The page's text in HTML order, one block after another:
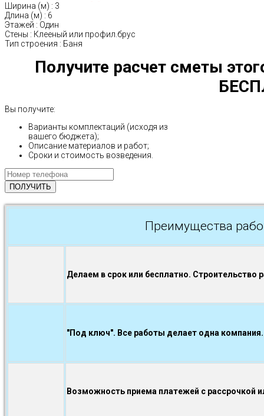
Ширина (м) : 3
Длина (м) : 6
Этажей : Один
Стены : Клееный или профил.брус
Тип строения : Баня
Получите расчет сметы
Вы получите:
Варианты комплектаций (исходя из
вашего бюджета);
Описание материалов и работ;
Сроки и стоимость возведения.
Преимущества
Делаем в срок или бесплатно. Строительство
"Под ключ". Все работы делает одна компания.
Возможность приема платежей с рассрочкой